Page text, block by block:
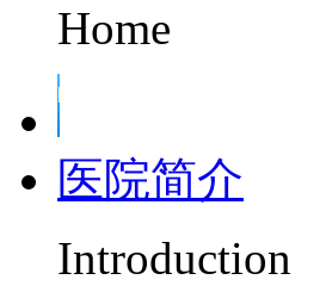
Home
医院简介
Introduction